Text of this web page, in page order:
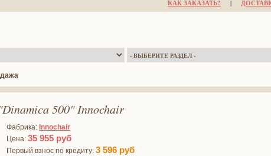
КАК ЗАКАЗАТЬ? |
500" Innochair
Фабрика: Innochair
Цена: 35 955 руб
Первый взнос по кредиту: 3 596 руб